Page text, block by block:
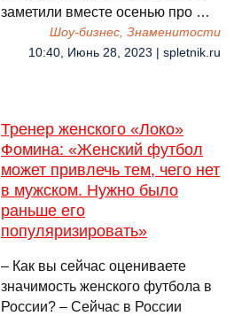
заметили вместе осенью про …
Шоу-бизнес, Знаменитости
10:40, Июнь 28, 2023 | spletnik.ru
Тренер женского «Локо»
Фомина: «Женский футбол
может привлечь тем, чего нет
в мужском. Нужно было
раньше его
популяризировать»
– Как вы сейчас оцениваете
значимость женского футбола в
России? – Сейчас в России